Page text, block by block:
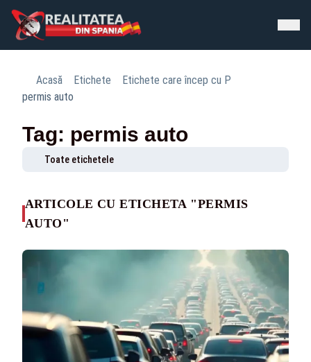
Acasă Etichete
Etichete care încep cu P
permis auto
Tag: permis auto
Toate etichetele
ARTICOLE CU ETICHETA "PERMIS
AUTO"